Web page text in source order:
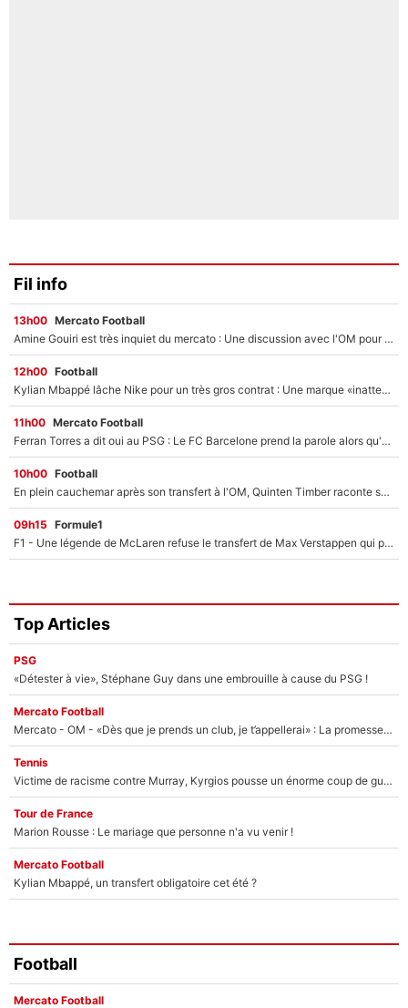
Fil info
13h00 Mercato Football
Amine Gouiri est très inquiet du mercato : Une discussion avec l'OM pour acter son transfert !
12h00 Football
Kylian Mbappé lâche Nike pour un très gros contrat : Une marque «inattendue» va frapper très fort
11h00 Mercato Football
Ferran Torres a dit oui au PSG : Le FC Barcelone prend la parole alors qu'un transfert de l'attaquant espagnol prend forme
10h00 Football
En plein cauchemar après son transfert à l'OM, Quinten Timber raconte ses doutes après sa signature à Marseille
09h15 Formule1
F1 - Une légende de McLaren refuse le transfert de Max Verstappen qui pourrait «faire des vagues» et plomber l'ambiance dans l'équipe
Top Articles
PSG
«Détester à vie», Stéphane Guy dans une embrouille à cause du PSG !
Mercato Football
Mercato - OM - «Dès que je prends un club, je t’appellerai» : La promesse de Marcelino au moment de claquer la porte
Tennis
Victime de racisme contre Murray, Kyrgios pousse un énorme coup de gueule !
Tour de France
Marion Rousse : Le mariage que personne n'a vu venir !
Mercato Football
Kylian Mbappé, un transfert obligatoire cet été ?
Football
Mercato Football